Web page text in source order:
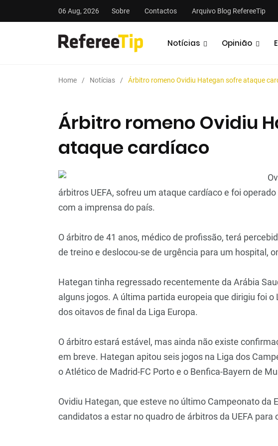
06 Aug, 2026 Sobre Contactos Arquivo Blog RefereeTip
Notícias Opinião
Home Notícias Árbitro romeno Ovidiu Hategan sofre ataque
Árbitro romeno Ovidiu
ataque cardíaco
árbitros UEFA, sofreu um ataque cardíaco e foi
com a imprensa do país.
O árbitro de 41 anos, médico de profissão, terá
de treino e deslocou-se de urgência para um hospital,
Hategan tinha regressado recentemente da Arábia
alguns jogos. A última partida europeia que dirigiu foi o
dos oitavos de final da Liga Europa.
O árbitro estará estável, mas ainda não existe
em breve. Hategan apitou seis jogos na Liga dos
o Atlético de Madrid-FC Porto e o Benfica-Bayern de
Ovidiu Hategan, que esteve no último Campeonato da
candidatos a estar no quadro de árbitros da UEFA para
Análises Podcasts